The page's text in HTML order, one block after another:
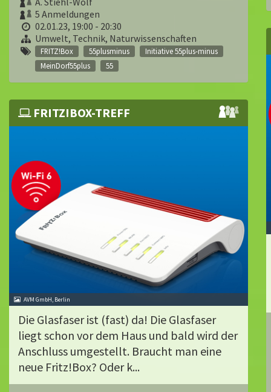
5 Anmeldungen
02.01.23, 19:00 - 20:30
Umwelt, Technik, Naturwissenschaften
FRITZ!Box 55plusminus
Initiative 55plus-minus
MeinDorf55plus
55
FRITZ!BOX-TREFF
AVM GmbH, Berlin
Die Glasfaser ist (fast) da! Die Glasfaser
liegt schon vor dem Haus und bald wird der
Anschluss umgestellt. Braucht man eine
neue Fritz!Box? Oder k...